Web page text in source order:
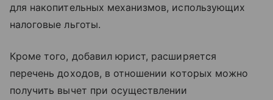
для накопительных механизмов, использующих
налоговые льготы.
Кроме того, добавил юрист, расширяется
перечень доходов, в отношении которых можно
получить вычет при осуществлении